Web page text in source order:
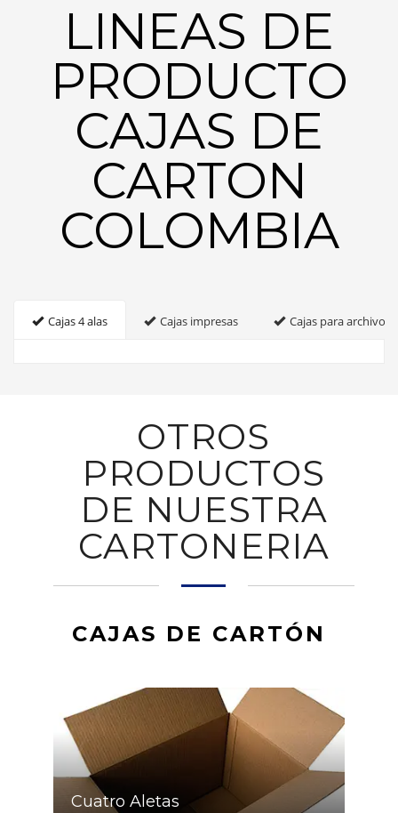
LINEAS DE
PRODUCTO
CAJAS DE
CARTON
COLOMBIA
Cajas 4 alas Cajas impresas Cajas para archivo
OTROS
PRODUCTOS
DE NUESTRA
CARTONERIA
CAJAS DE CARTÓN
Cuatro Aletas